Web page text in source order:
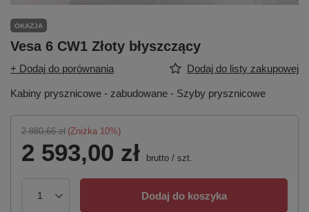
OKAZJA
Vesa 6 CW1 Złoty błyszczący
+ Dodaj do porównania Dodaj do listy zakupowej
Kabiny prysznicowe - zabudowane - Szyby prysznicowe
2 880,66 zł (Zniżka 10%)
2 593,00 zł brutto / szt.
Dodaj do koszyka